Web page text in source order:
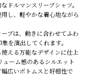
ドルマンスリーブシャツ。
し、軽やかな着心地ながら
ブは、動きに合わせてふわ
を演出してくれます。
える万能なデザインに仕上
ーム感のあるシルエット
広いボトムスと好相性で